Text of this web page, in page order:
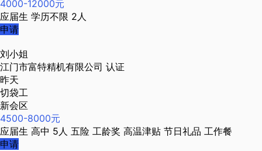
4000-12000元
应届生 学历不限 2人
申请
刘小姐
江门市富特精机有限公司 认证
昨天
切袋工
新会区
4500-8000元
应届生 高中 5人 五险 工龄奖 高温津贴 节日礼品 工作餐
申请